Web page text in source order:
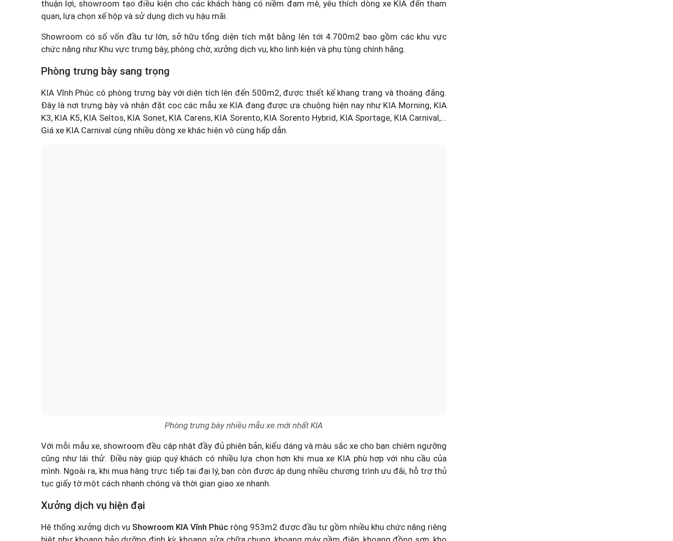
chức năng như Khu vực trưng bày, phòng chờ, xưởng dịch vụ, kho linh kiện và phụ tùng chính hãng.
KIA Vĩnh Phúc có phòng trưng bày với diện tích lên đến 500m2, được thiết kế khang trang và thoáng đãng.
K3, KIA K5, KIA Seltos, KIA Sonet, KIA Carens, KIA Sorento, KIA Sorento Hybrid, KIA Sportage, KIA Carnival,...
Giá xe KIA Carnival
cùng nhiều dòng xe khác hiện vô cùng hấp dẫn.
mình. Ngoài ra, khi mua hàng trực tiếp tại đại lý, bạn còn được áp dụng nhiều chương trình ưu đãi, hỗ trợ thủ
tục giấy tờ một cách nhanh chóng và thời gian giao xe nhanh.
Xưởng dịch vụ hiện đại
Hệ thống xưởng dịch vụShowroom KIA Vĩnh Phúcrộng 953m2 được đầu tư gồm nhiều khu chức năng riêng
phụ tùng. Tại đây có đa dạng các trang thiết bị máy móc tiên tiến cùng dây chuyền công nghệ hiện đại có
thể kể tới như máy chuẩn đoán, máy kiểm tra bình điện, phòng sơn nhanh, phòng sơn sấy hoàn toàn đủ khả
năng đáp ứng mọi nhu cầu sửa chữa, bảo hành, bảo dưỡng của khách hàng.